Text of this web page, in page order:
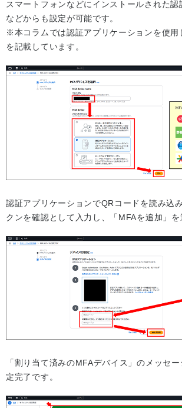
スマートフォンなどにインストールされた
などからも設定が可能です。
※本コラムでは認証アプリケーションを使用
を記載しています。
認証アプリケーションでQRコードを読み込
クンを確認として入力し、「MFAを追加」を
「割り当て済みのMFAデバイス」のメッセ
定完了です。